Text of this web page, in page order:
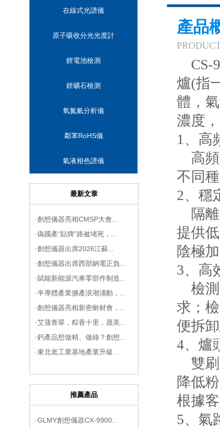
在線式光譜儀
原子吸收分光光度計
鋰電池檢測
鋰礦石檢測
氧氮氫分析儀
鄰苯RoHS儀
氣液相色譜儀
最新文章
·創想儀器亮相CMSP大會...
·偽國產“貼牌”路被堵死，...
·創想儀器出席2026江蘇...
·創想儀器出席西部鈉電正負...
·賦能新能源汽車零部件制造...
·半導體產業擴產浪潮涌動，...
·創想儀器亮相新密耐材會，...
·艾蒲青翠，粽香十里，愿美...
·鈣產品想做精、做綠？創想...
·東北老工業基地產業升級 ...
推薦產品
·GLMY創想儀器CX-9900...
產品
CS-
爐(指
體，
濃度
1、 高
高
不同
2、穩
隔
提供
陰極
3、高
檢
求；
便拆
4、 爐
雙
降低
根據
5、 氣